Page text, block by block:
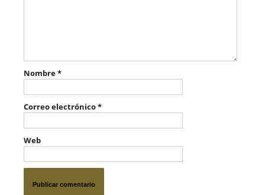
Nombre*
Correo electrónico*
Web